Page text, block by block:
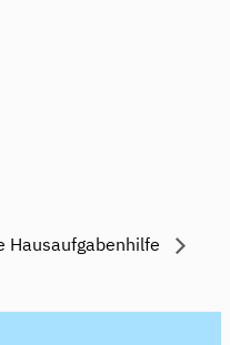
Hausaufgabenhilfe